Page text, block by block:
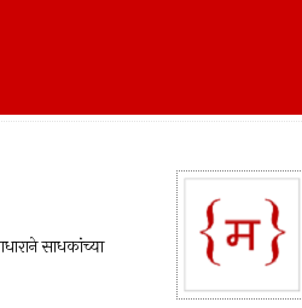
साधकांच्या